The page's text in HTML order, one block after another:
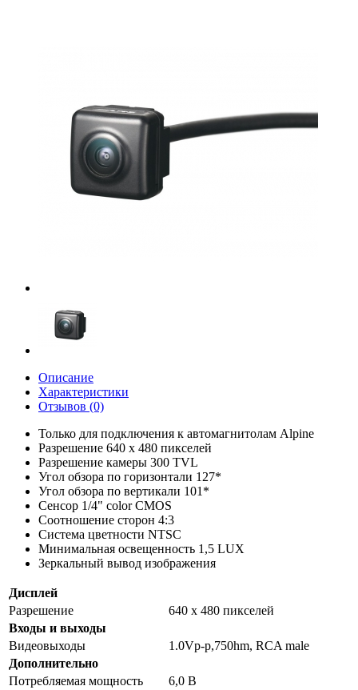
Описание
Характеристики
Отзывов (0)
Только для подключения к автомагнитолам Alpine
Разрешение 640 х 480 пикселей
Разрешение камеры 300 TVL
Угол обзора по горизонтали 127*
Угол обзора по вертикали 101*
Сенсор 1/4" color CMOS
Соотношение сторон 4:3
Система цветности NTSC
Минимальная освещенность 1,5 LUX
Зеркальный вывод изображения
Дисплей
Разрешение
640 х 480 пикселей
Входы и выходы
Видеовыходы
1.0Vp-p,750hm, RCA male
Дополнительно
Потребляемая мощность
6,0 В